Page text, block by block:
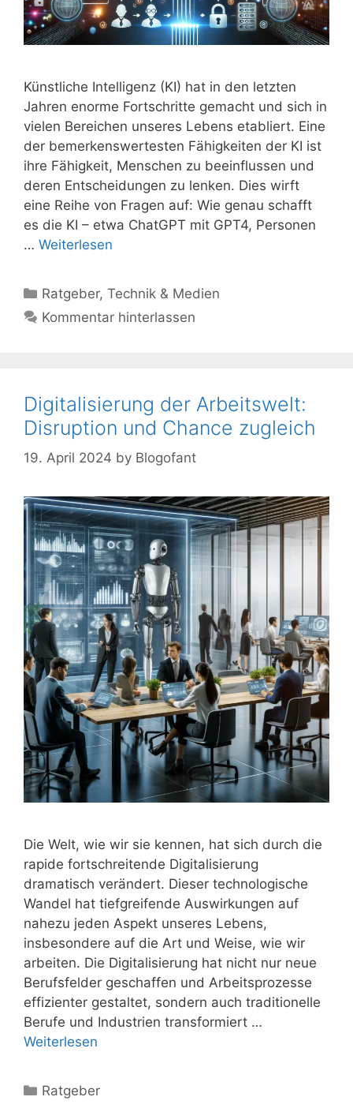
Künstliche Intelligenz (KI) hat in den letzten
Jahren enorme Fortschritte gemacht und sich in
vielen Bereichen unseres Lebens etabliert. Eine
der bemerkenswertesten Fähigkeiten der KI ist
ihre Fähigkeit, Menschen zu beeinflussen und
deren Entscheidungen zu lenken. Dies wirft
eine Reihe von Fragen auf: Wie genau schafft
es die KI – etwa ChatGPT mit GPT4, Personen
… Weiterlesen
Kategorien
Ratgeber,Technik & Medien
Kommentar hinterlassen
Digitalisierung der Arbeitswelt:
Disruption und Chance zugleich
19. April 2024 by Blogofant
Die Welt, wie wir sie kennen, hat sich durch die
rapide fortschreitende Digitalisierung
dramatisch verändert. Dieser technologische
Wandel hat tiefgreifende Auswirkungen auf
nahezu jeden Aspekt unseres Lebens,
insbesondere auf die Art und Weise, wie wir
arbeiten. Die Digitalisierung hat nicht nur neue
Berufsfelder geschaffen und Arbeitsprozesse
effizienter gestaltet, sondern auch traditionelle
Berufe und Industrien transformiert …
Weiterlesen
Kategorien
Ratgeber